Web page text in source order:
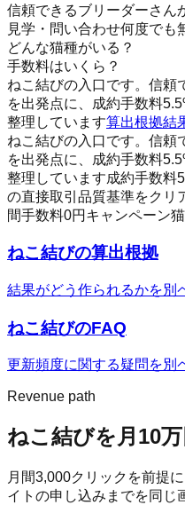
信頼できるブリーダーさん
見学・問い合わせ何度でも
どんな猫種がいる？
手数料はいくら？
ねこ結びの入口です。信頼
を出発点に、成約手数料
整理しています算出根拠結
ねこ結びの入口です。信頼
を出発点に、成約手数料
整理しています成約手数料
の直接取引 品質基準をクリ
間手数料0円キャンペーン猫
ねこ結びの算出根拠
結果がどう作られるかを別
ねこ結びのFAQ
更新頻度に関する疑問を別
Revenue path
ねこ結びを月10
月間3,000クリックを前提
イトの申し込みまでを同じ